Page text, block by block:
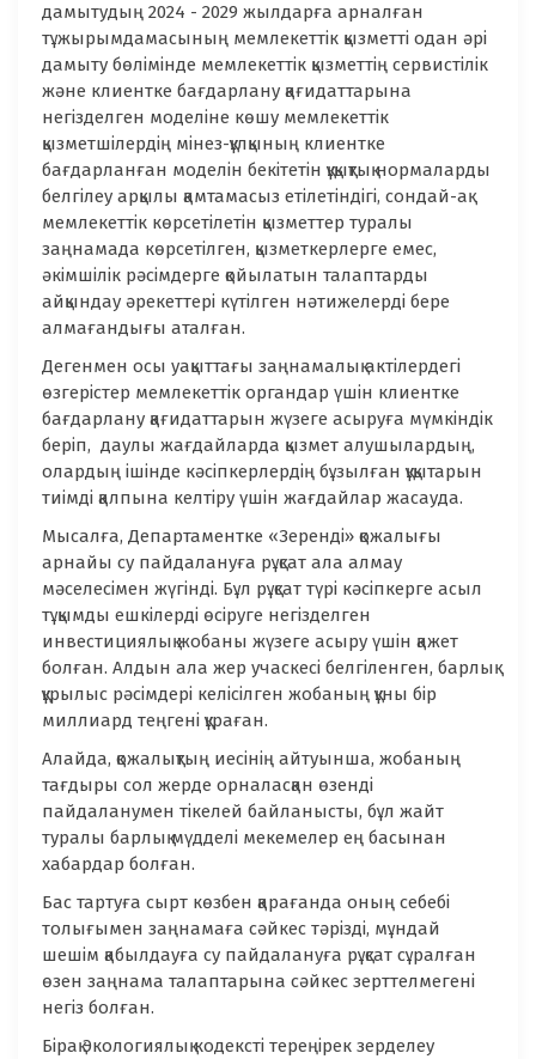
дамытудың 2024 - 2029 жылдарға арналған
тұжырымдамасының мемлекеттік қызметті одан әрі
дамыту бөлімінде мемлекеттік қызметтің сервистілік
және клиентке бағдарлану қағидаттарына
негізделген моделіне көшу мемлекеттік
қызметшілердің мінез-құлқының клиентке
бағдарланған моделін бекітетін құқықтық нормаларды
белгілеу арқылы қамтамасыз етілетіндігі, сондай-ақ
мемлекеттік көрсетілетін қызметтер туралы
заңнамада көрсетілген, қызметкерлерге емес,
әкімшілік рәсімдерге қойылатын талаптарды
айқындау әрекеттері күтілген нәтижелерді бере
алмағандығы аталған.
Дегенмен осы уақыттағы заңнамалық актілердегі
өзгерістер мемлекеттік органдар үшін клиентке
бағдарлану қағидаттарын жүзеге асыруға мүмкіндік
беріп, даулы жағдайларда қызмет алушылардың,
олардың ішінде кәсіпкерлердің бұзылған құқытарын
тиімді қалпына келтіру үшін жағдайлар жасауда.
Мысалға, Департаментке «Зеренді» қожалығы
арнайы су пайдалануға рұқсат ала алмау
мәселесімен жүгінді. Бұл рұқсат түрі кәсіпкерге асыл
тұқымды ешкілерді өсіруге негізделген
инвестициялық жобаны жүзеге асыру үшін қажет
болған. Алдын ала жер учаскесі белгіленген, барлық
құрылыс рәсімдері келісілген жобаның құны бір
миллиард теңгені құраған.
Алайда, қожалықтың иесінің айтуынша, жобаның
тағдыры сол жерде орналасқан өзенді
пайдаланумен тікелей байланысты, бұл жайт
туралы барлық мүдделі мекемелер ең басынан
хабардар болған.
Бас тартуға сырт көзбен қарағанда оның себебі
толығымен заңнамаға сәйкес тәрізді, мұндай
шешім қабылдауға су пайдалануға рұқсат сұралған
өзен заңнама талаптарына сәйкес зерттелмегені
негіз болған.
Бірақ Экологиялық кодексті тереңірек зерделеу